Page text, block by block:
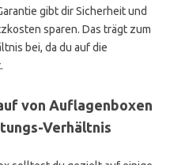
gibt dir Sicherheit und
sparen. Das trägt zum
bei, da du auf die
von Auflagenboxen
Verhältnis